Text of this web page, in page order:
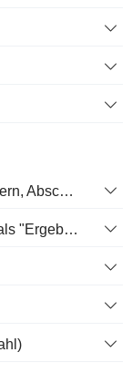
EBITDA (Ergebnis vor Zinsen, Steuern, Abschreibungen auf immaterielle Vermögenswerte und Sachanlagen)
EBITA übersetzt sich ins Deutsche als "Ergebnis vor Zinsen, Steuern und Abschreibungen".